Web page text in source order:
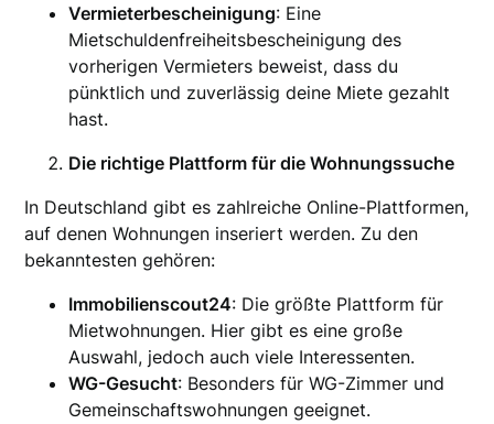
Vermieterbescheinigung: Eine
Mietschuldenfreiheitsbescheinigung des
vorherigen Vermieters beweist, dass du
pünktlich und zuverlässig deine Miete gezahlt
hast.
Die richtige Plattform für die Wohnungssuche
In Deutschland gibt es zahlreiche Online-Plattformen,
auf denen Wohnungen inseriert werden. Zu den
bekanntesten gehören:
Immobilienscout24: Die größte Plattform für
Mietwohnungen. Hier gibt es eine große
Auswahl, jedoch auch viele Interessenten.
WG-Gesucht: Besonders für WG-Zimmer und
Gemeinschaftswohnungen geeignet.